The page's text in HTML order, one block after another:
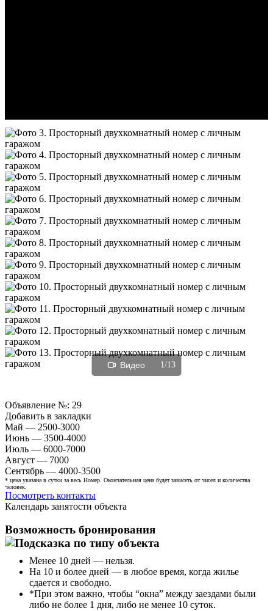
Видео 1/13
Объявление №: 29
Добавить в закладки
Май — 2500-3000
Июнь — 3500-4000
Июль — 6000-7000
Август — 7000
Сентябрь — 4000-3500
* цена указана в сутки за весь Номер. Окончательная цена будет зависеть от чисел и количества
человек.
Посмотреть контакты
Календарь занятости объекта
Возможность бронирования
Менее 10 дней — нельзя.
На 10 и более дней — в любое время, когда жилье
сдается и свободно.
*При этом важно, чтобы “окна” между заездами были
либо не более 1 дня, либо не менее 10 суток.